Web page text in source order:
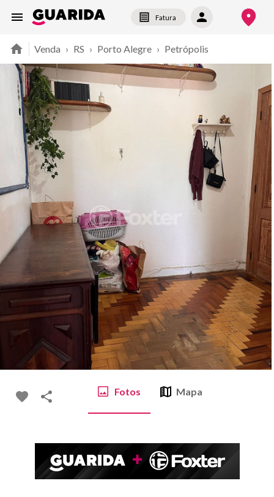
Fatura
Venda › RS › Porto Alegre › Petrópolis
Fotos Mapa